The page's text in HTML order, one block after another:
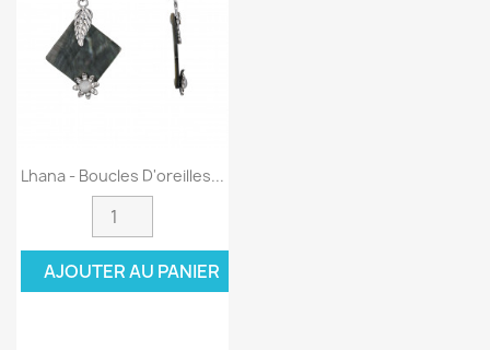
Lhana - Boucles D'oreilles...
AJOUTER AU PANIER